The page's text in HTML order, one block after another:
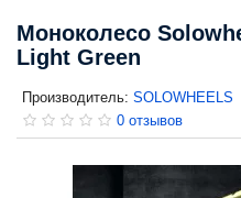
Моноколесо
Light Green
Производитель: SOLOWHEELS
0 отзывов